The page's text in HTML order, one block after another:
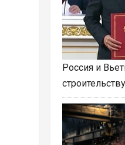
Россия и